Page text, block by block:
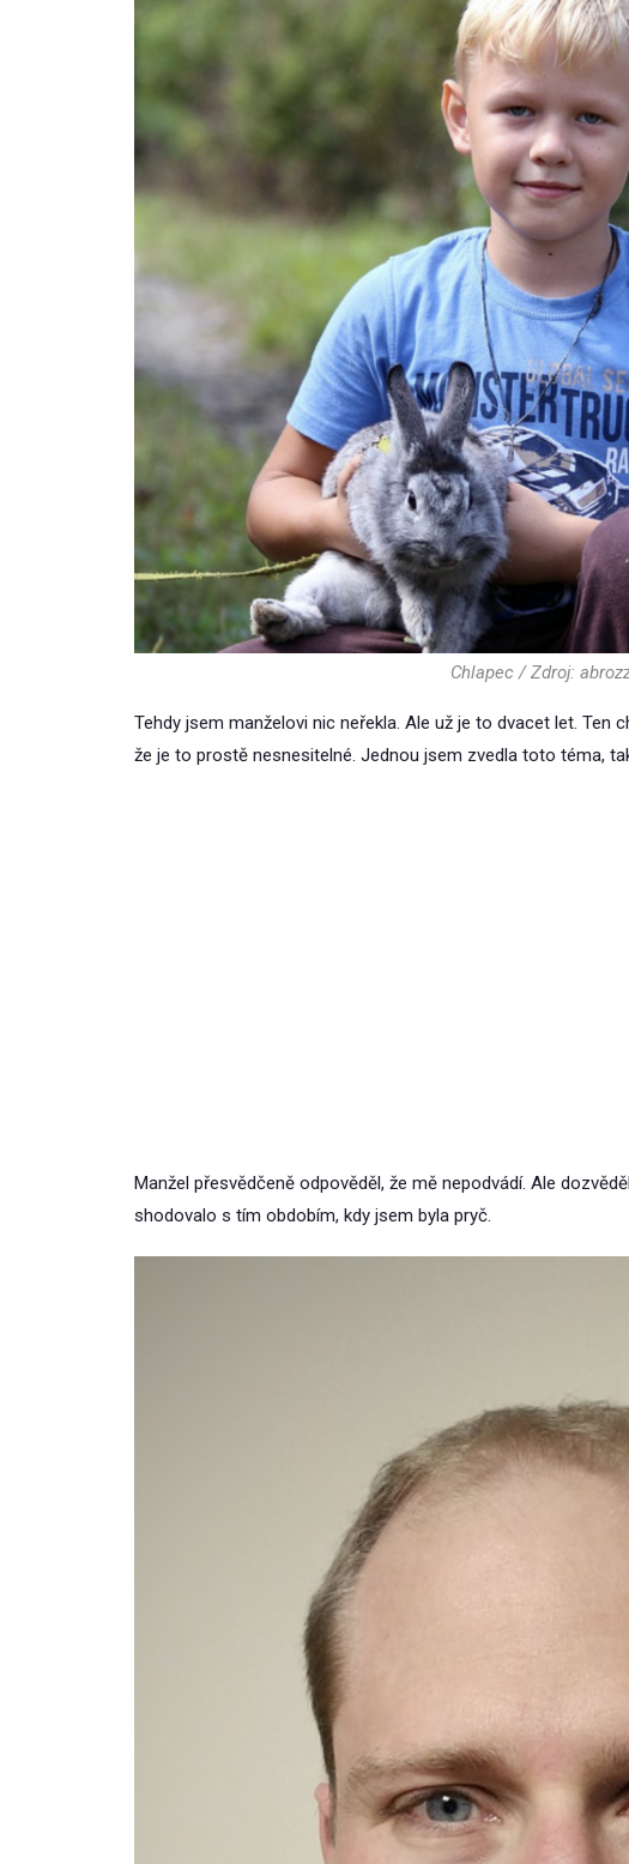
Chlapec / Zdroj:
Tehdy jsem manželovi nic neřekla. Ale už je to dvacet let. Ten
že je to prostě nesnesitelné. Jednou jsem zvedla toto téma,
Manžel přesvědčeně odpověděl, že mě nepodvádí. Ale
shodovalo s tím obdobím, kdy jsem byla pryč.